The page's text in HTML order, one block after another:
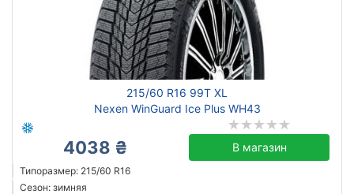
215/60 R16 99T XL
Nexen WinGuard Ice Plus WH43
4038 ₴ В магазин
Типоразмер: 215/60 R16
Сезон: зимняя